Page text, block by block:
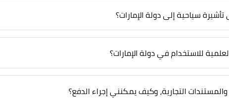
سياحية إلى دولة الإمارات؟
للاستخدام في دولة الإمارات؟
التجارية، وكيف يمكنني إجراء الدفع؟